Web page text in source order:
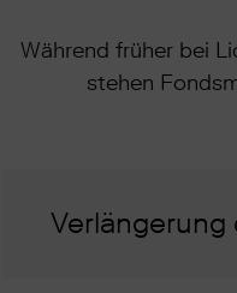
Während früher bei
stehen